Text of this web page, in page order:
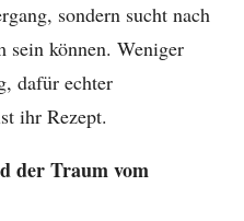
sondern sucht nach
sein können. Weniger
dafür echter
ihr Rezept.
der Traum vom